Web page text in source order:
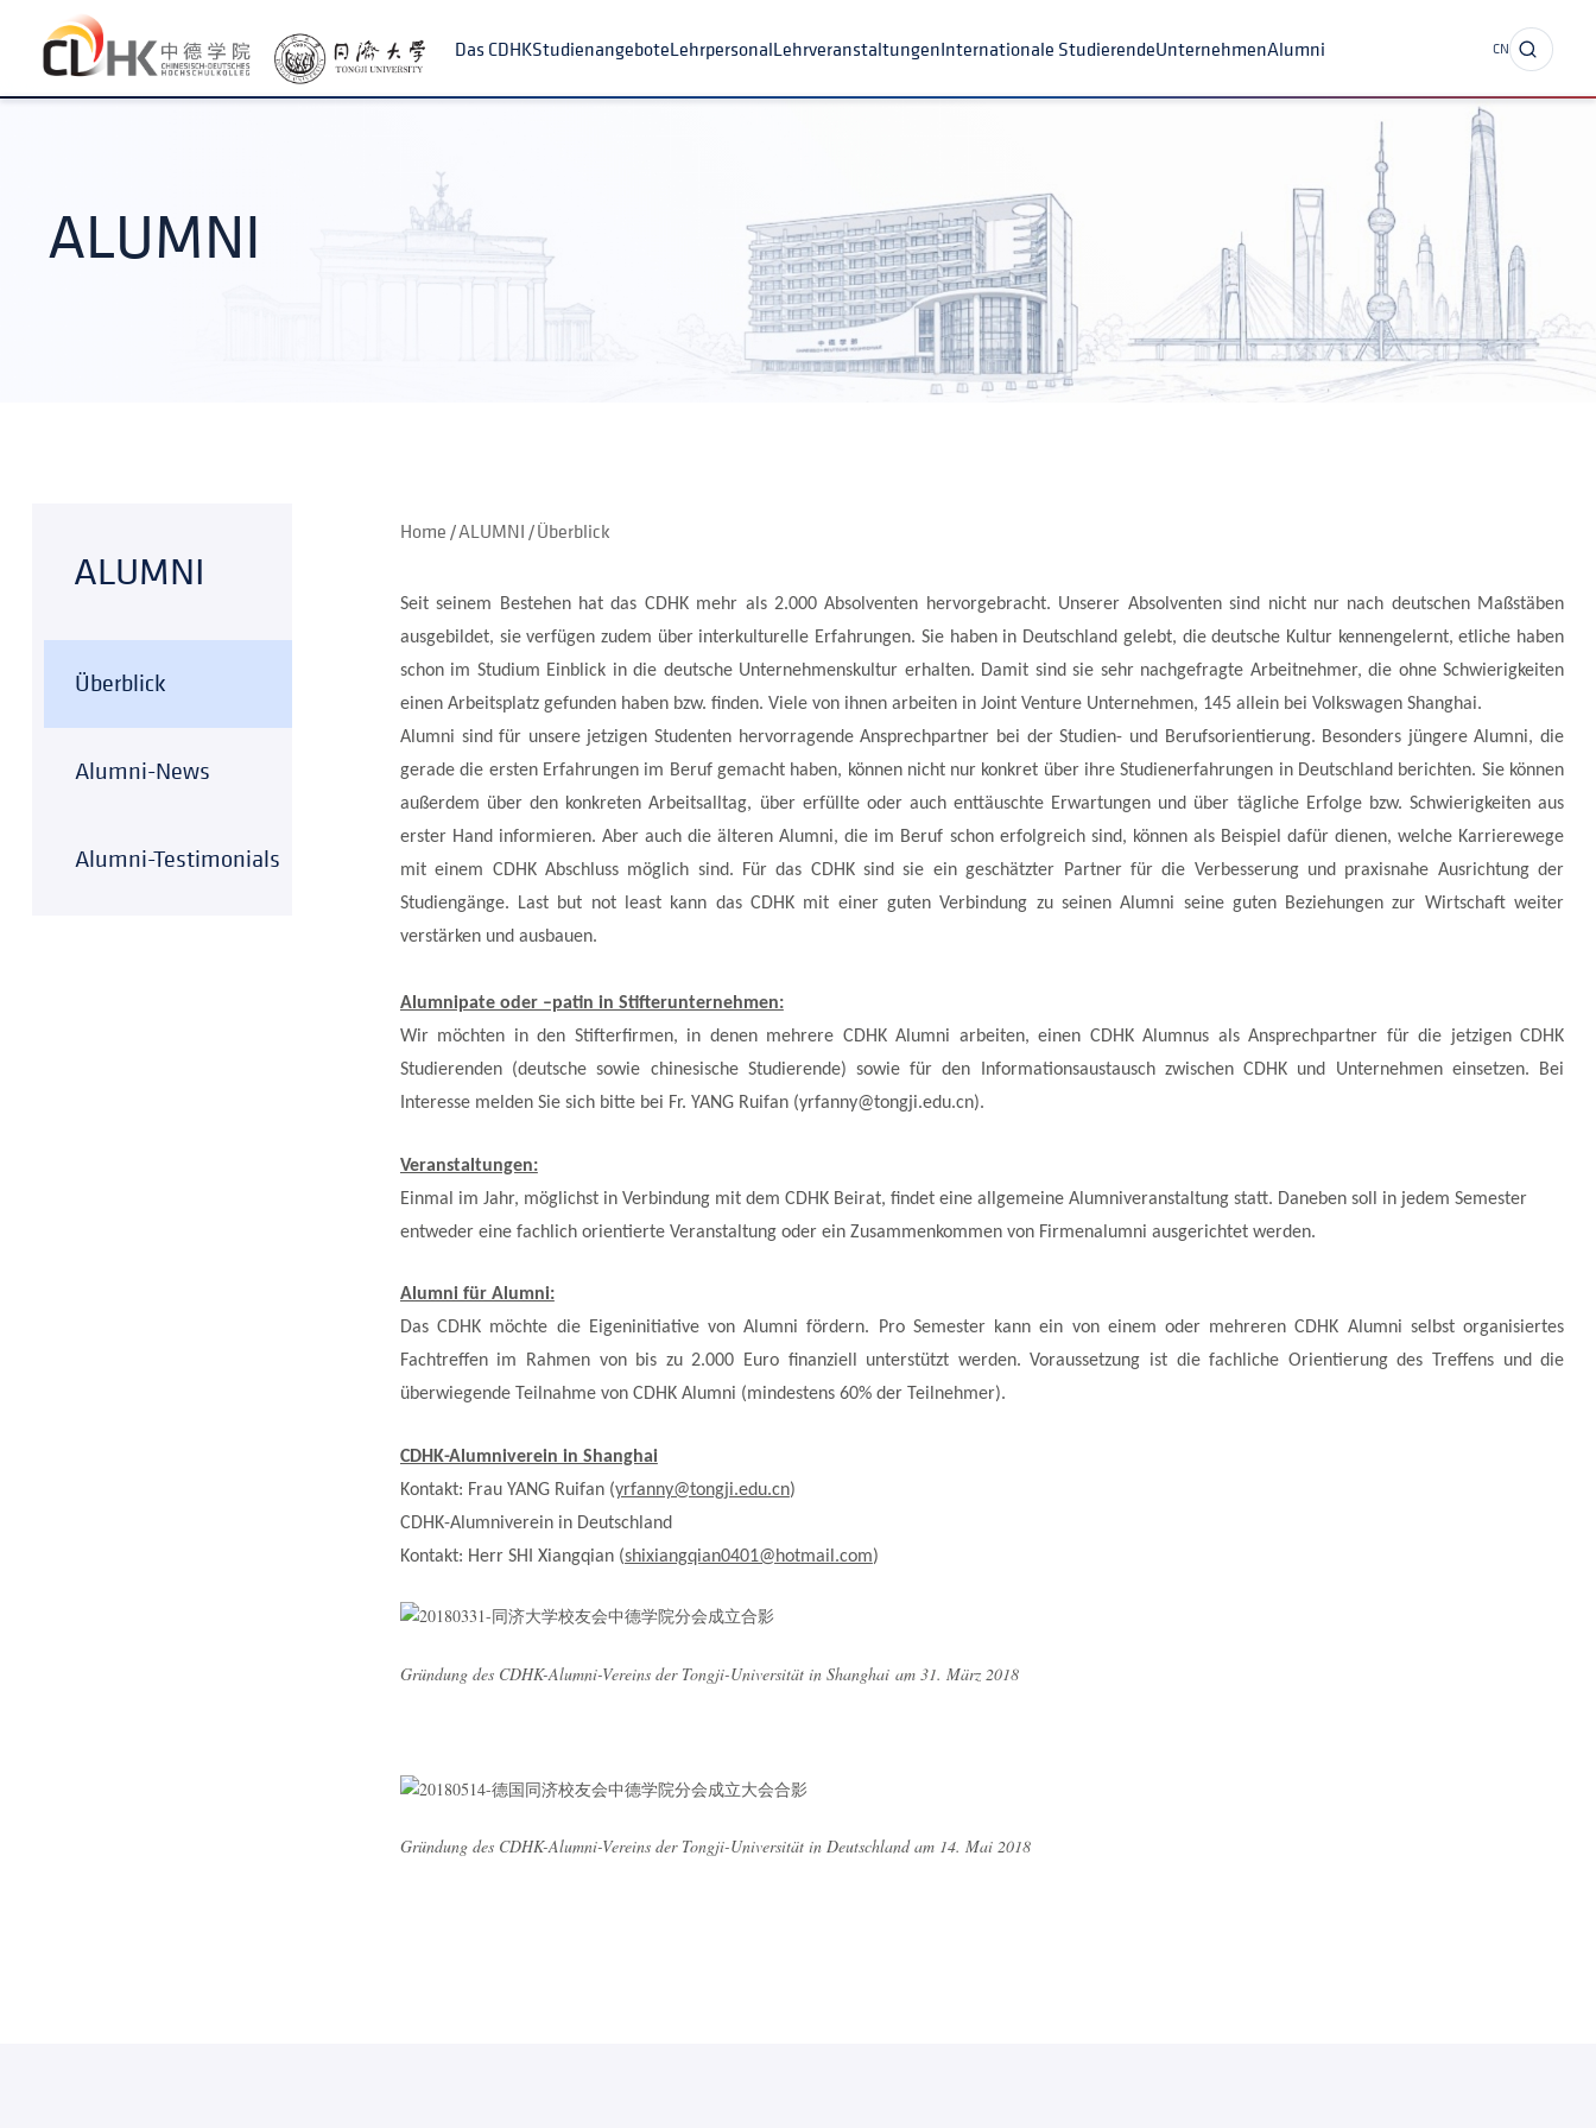
Das CDHKStudienangeboteLehrpersonalLehrveranstaltungenInternationale StudierendeUnternehmen
ALUMNI
ALUMNI
Überblick
Alumni-News
Alumni-Testimonials
Home ALUMNI Überblick
Seit seinem Bestehen hat das CDHK mehr als 2.000 Absolventen hervorgebracht. Unserer Absolventen sind nicht nur nach deutschen Maßstäben
ausgebildet, sie verfügen zudem über interkulturelle Erfahrungen. Sie haben in Deutschland gelebt, die deutsche Kultur kennengelernt, etliche haben
schon im Studium Einblick in die deutsche Unternehmenskultur erhalten. Damit sind sie sehr nachgefragte Arbeitnehmer, die ohne Schwierigkeiten
einen Arbeitsplatz gefunden haben bzw. finden. Viele von ihnen arbeiten in Joint Venture Unternehmen, 145 allein bei Volkswagen Shanghai.
Alumni sind für unsere jetzigen Studenten hervorragende Ansprechpartner bei der Studien- und Berufsorientierung. Besonders jüngere Alumni, die
gerade die ersten Erfahrungen im Beruf gemacht haben, können nicht nur konkret über ihre Studienerfahrungen in Deutschland berichten. Sie können
außerdem über den konkreten Arbeitsalltag, über erfüllte oder auch enttäuschte Erwartungen und über tägliche Erfolge bzw. Schwierigkeiten aus
erster Hand informieren. Aber auch die älteren Alumni, die im Beruf schon erfolgreich sind, können als Beispiel dafür dienen, welche Karrierewege
mit einem CDHK Abschluss möglich sind. Für das CDHK sind sie ein geschätzter Partner für die Verbesserung und praxisnahe Ausrichtung der
Studiengänge. Last but not least kann das CDHK mit einer guten Verbindung zu seinen Alumni seine guten Beziehungen zur Wirtschaft weiter
verstärken und ausbauen.
Alumnipate oder –patin in Stifterunternehmen:
Wir möchten in den Stifterfirmen, in denen mehrere CDHK Alumni arbeiten, einen CDHK Alumnus als Ansprechpartner für die jetzigen CDHK
Studierenden (deutsche sowie chinesische Studierende) sowie für den Informationsaustausch zwischen CDHK und Unternehmen einsetzen. Bei
Interesse melden Sie sich bitte bei Fr. YANG Ruifan (yrfanny@tongji.edu.cn).
Veranstaltungen:
Einmal im Jahr, möglichst in Verbindung mit dem CDHK Beirat, findet eine allgemeine Alumniveranstaltung statt. Daneben soll in jedem Semester
entweder eine fachlich orientierte Veranstaltung oder ein Zusammenkommen von Firmenalumni ausgerichtet werden.
Alumni für Alumni:
Das CDHK möchte die Eigeninitiative von Alumni fördern. Pro Semester kann ein von einem oder mehreren CDHK Alumni selbst organisiertes
Fachtreffen im Rahmen von bis zu 2.000 Euro finanziell unterstützt werden. Voraussetzung ist die fachliche Orientierung des Treffens und die
überwiegende Teilnahme von CDHK Alumni (mindestens 60% der Teilnehmer).
CDHK-Alumniverein in Shanghai
Kontakt: Frau YANG Ruifan (yrfanny@tongji.edu.cn)
CDHK-Alumniverein in Deutschland
Kontakt: Herr SHI Xiangqian (shixiangqian0401@hotmail.com)
Gründung des CDHK-Alumni-Vereins der Tongji-Universität in Shanghai am 31. März 2018
Gründung des CDHK-Alumni-Vereins der Tongji-Universität in Deutschland am 14. Mai 2018